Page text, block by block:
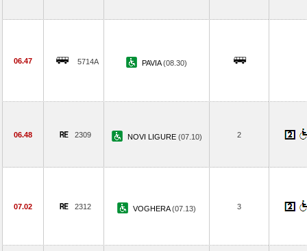
06.47 5714A PAVIA(08.30)
06.48 2309 NOVI LIGURE (07.10) 2
07.02 2312 VOGHERA(07.13) 3